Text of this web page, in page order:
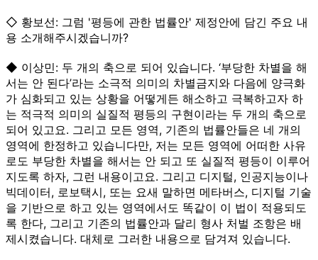
◇ 황보선: 그럼 '평등에 관한 법률안' 제정안에 담긴 주요 내
용 소개해주시겠습니까?
◆ 이상민: 두 개의 축으로 되어 있습니다. ‘부당한 차별을 해
서는 안 된다’라는 소극적 의미의 차별금지와 다음에 양극화
가 심화되고 있는 상황을 어떻게든 해소하고 극복하고자 하
는 적극적 의미의 실질적 평등의 구현이라는 두 개의 축으로
되어 있고요. 그리고 모든 영역, 기존의 법률안들은 네 개의
영역에 한정하고 있습니다만, 저는 모든 영역에 어떠한 사유
로도 부당한 차별을 해서는 안 되고 또 실질적 평등이 이루어
지도록 하자, 그런 내용이고요. 그리고 디지털, 인공지능이나
빅데이터, 로보택시, 또는 요새 말하면 메타버스, 디지털 기술
을 기반으로 하고 있는 영역에서도 똑같이 이 법이 적용되도
록 한다, 그리고 기존의 법률안과 달리 형사 처벌 조항은 배
제시켰습니다. 대체로 그러한 내용으로 담겨져 있습니다.